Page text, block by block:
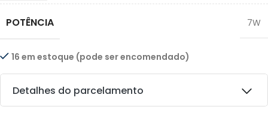
POTÊNCIA 7W
16 em estoque (pode ser encomendado)
Detalhes do parcelamento